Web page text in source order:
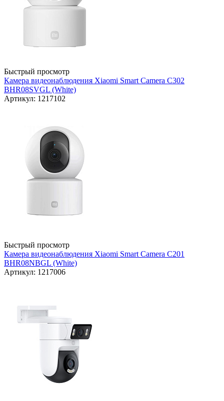
Быстрый просмотр
Камера видеонаблюдения Xiaomi Smart Camera C302
BHR08SVGL (White)
Артикул: 1217102
Быстрый просмотр
Камера видеонаблюдения Xiaomi Smart Camera C201
BHR08NBGL (White)
Артикул: 1217006